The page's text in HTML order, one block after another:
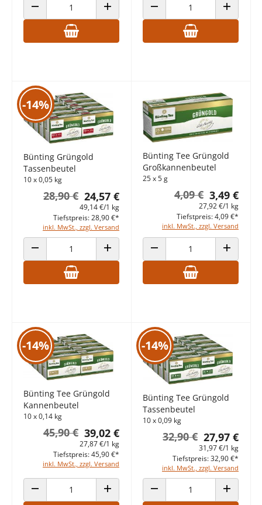
ANZAHL VERRINGERN ANZAHL ERHÖHENANZAHL VERRINGERN ANZAHL
-14%
Bünting Grüngold
Tassenbeutel
10 x 0,05 kg
24,57 €
28,90 €
49,14 €/1 kg
inkl. MwSt., zzgl. Versand
Tiefstpreis: 28,90 €*
ANZAHL VERRINGERN ANZAHL ERHÖHEN
Bünting Tee Grüngold
Großkannenbeutel
25 x 5 g
3,49 €
4,09 €
27,92 €/1 kg
inkl. MwSt., zzgl. Versand
Tiefstpreis: 4,09 €*
ANZAHL VERRINGERN ANZAHL
-14%
Bünting Tee Grüngold
Kannenbeutel
10 x 0,14 kg
39,02 €
45,90 €
27,87 €/1 kg
inkl. MwSt., zzgl. Versand
Tiefstpreis: 45,90 €*
ANZAHL VERRINGERN ANZAHL ERHÖHEN
-14%
Bünting Tee Grüngold
Tassenbeutel
10 x 0,09 kg
27,97 €
32,90 €
31,97 €/1 kg
inkl. MwSt., zzgl. Versand
Tiefstpreis: 32,90 €*
ANZAHL VERRINGERN ANZAHL